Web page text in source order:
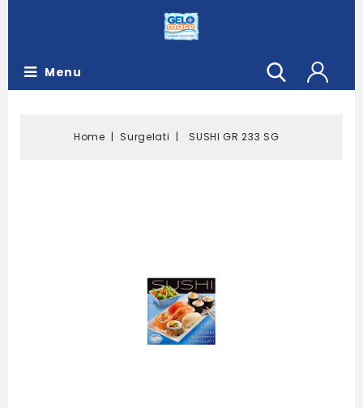
Menu
Home Surgelati SUSHI GR 233 SG